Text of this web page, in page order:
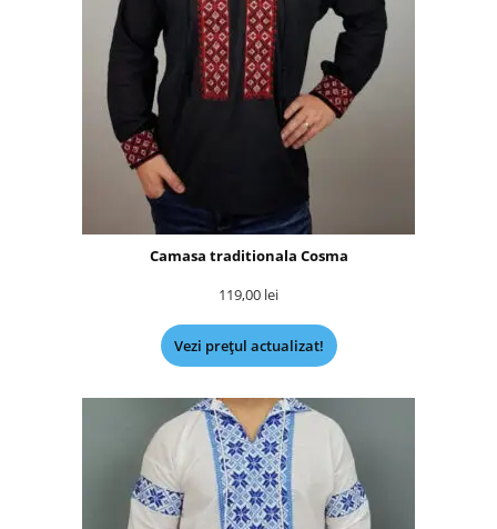
Camasa traditionala Cosma
119,00 lei
Vezi prețul actualizat!